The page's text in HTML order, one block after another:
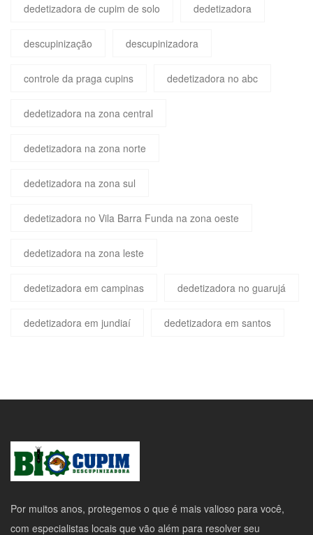
dedetizadora de cupim de solo dedetizadora
descupinização descupinizadora
controle da praga cupins dedetizadora no abc
dedetizadora na zona central
dedetizadora na zona norte
dedetizadora na zona sul
dedetizadora no Vila Barra Funda na zona oeste
dedetizadora na zona leste
dedetizadora em campinas dedetizadora no guarujá
dedetizadora em jundiaí dedetizadora em santos
Por muitos anos, protegemos o que é mais valioso para você,
com especialistas locais que vão além para resolver seu